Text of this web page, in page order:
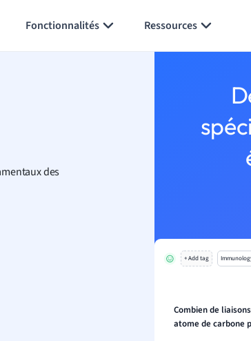
Fonctionnalités Ressources
des
+ Add tag
Combien de
atome de carbone